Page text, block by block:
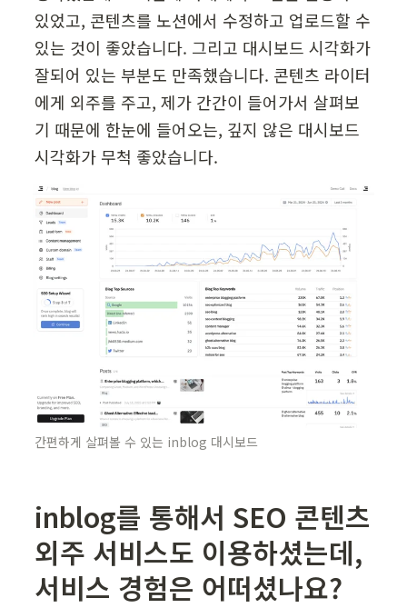
있었고, 콘텐츠를 노션에서 수정하고 업로드할 수
있는 것이 좋았습니다. 그리고 대시보드 시각화가
잘되어 있는 부분도 만족했습니다. 콘텐츠 라이터
에게 외주를 주고, 제가 간간이 들어가서 살펴보
기 때문에 한눈에 들어오는, 깊지 않은 대시보드
시각화가 무척 좋았습니다.
간편하게 살펴볼 수 있는 inblog 대시보드
inblog를 통해서 SEO 콘텐츠
외주 서비스도 이용하셨는데,
서비스 경험은 어떠셨나요?